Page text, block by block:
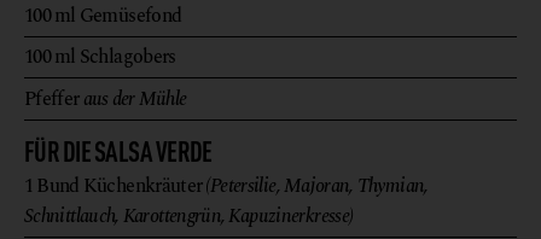
100ml Gemüsefond
100ml Schlagobers
Pfefferaus der Mühle
FÜR DIE SALSA VERDE
1 Bund Küchenkräuter(Petersilie, Majoran, Thymian,
Schnittlauch, Karottengrün, Kapuzinerkresse)